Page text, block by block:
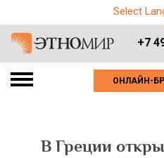
Select
+7
ОНЛАЙН-
В Греции